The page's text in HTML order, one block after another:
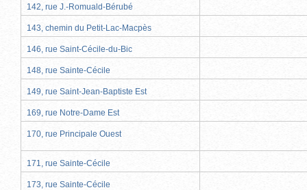
142, rue J.-Romuald-Bérubé
143, chemin du Petit-Lac-Macpès
146, rue Saint-Cécile-du-Bic
148, rue Sainte-Cécile
149, rue Saint-Jean-Baptiste Est
169, rue Notre-Dame Est
170, rue Principale Ouest
171, rue Sainte-Cécile
173, rue Sainte-Cécile